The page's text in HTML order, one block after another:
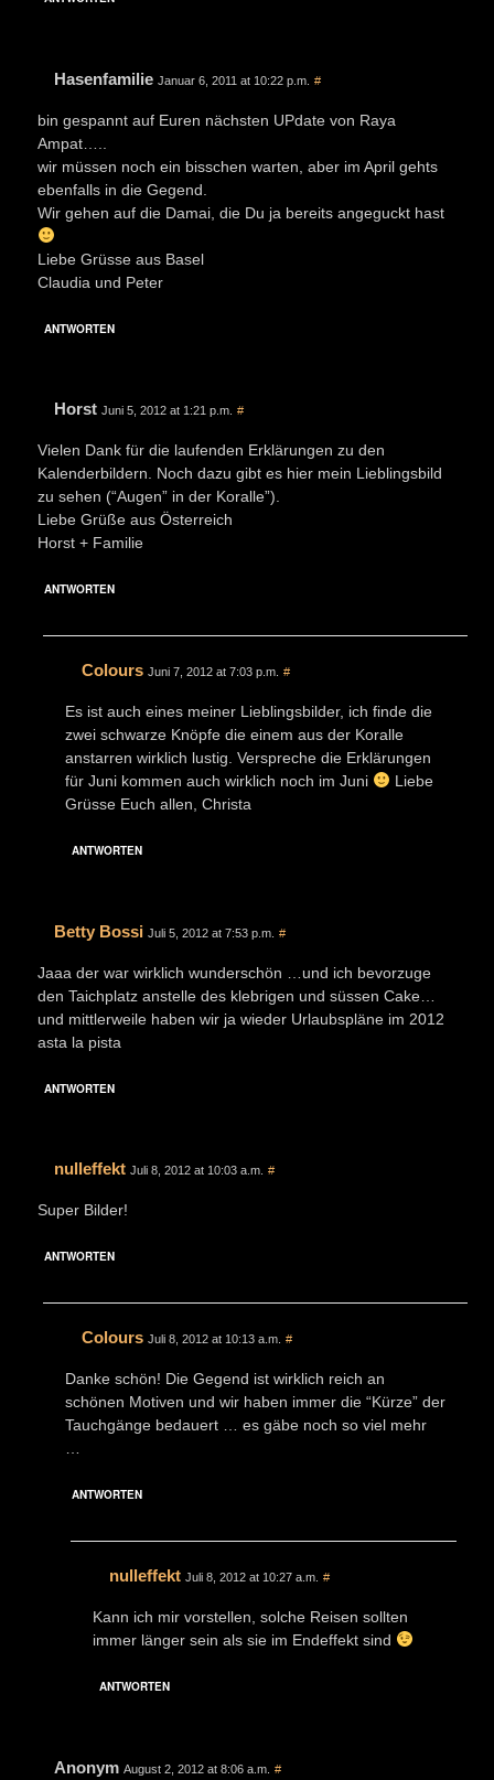
Hasenfamilie Januar 6, 2011 at 10:22 p.m. #
bin gespannt auf Euren nächsten UPdate von Raya
Ampat…..
wir müssen noch ein bisschen warten, aber im April gehts
ebenfalls in die Gegend.
Wir gehen auf die Damai, die Du ja bereits angeguckt hast
Liebe Grüsse aus Basel
Claudia und Peter
ANTWORTEN
Horst Juni 5, 2012 at 1:21 p.m. #
Vielen Dank für die laufenden Erklärungen zu den
Kalenderbildern. Noch dazu gibt es hier mein Lieblingsbild
zu sehen (“Augen” in der Koralle”).
Liebe Grüße aus Österreich
Horst + Familie
ANTWORTEN
Colours Juni 7, 2012 at 7:03 p.m. #
Es ist auch eines meiner Lieblingsbilder, ich finde die
zwei schwarze Knöpfe die einem aus der Koralle
anstarren wirklich lustig. Verspreche die Erklärungen
für Juni kommen auch wirklich noch im Juni
Liebe
Grüsse Euch allen, Christa
ANTWORTEN
Betty Bossi Juli 5, 2012 at 7:53 p.m. #
Jaaa der war wirklich wunderschön …und ich bevorzuge
den Taichplatz anstelle des klebrigen und süssen Cake…
und mittlerweile haben wir ja wieder Urlaubspläne im 2012
asta la pista
ANTWORTEN
nulleffekt Juli 8, 2012 at 10:03 a.m. #
Super Bilder!
ANTWORTEN
Colours Juli 8, 2012 at 10:13 a.m. #
Danke schön! Die Gegend ist wirklich reich an
schönen Motiven und wir haben immer die “Kürze” der
Tauchgänge bedauert … es gäbe noch so viel mehr
ANTWORTEN
nulleffekt Juli 8, 2012 at 10:27 a.m. #
Kann ich mir vorstellen, solche Reisen sollten
immer länger sein als sie im Endeffekt sind
ANTWORTEN
Anonym August 2, 2012 at 8:06 a.m. #